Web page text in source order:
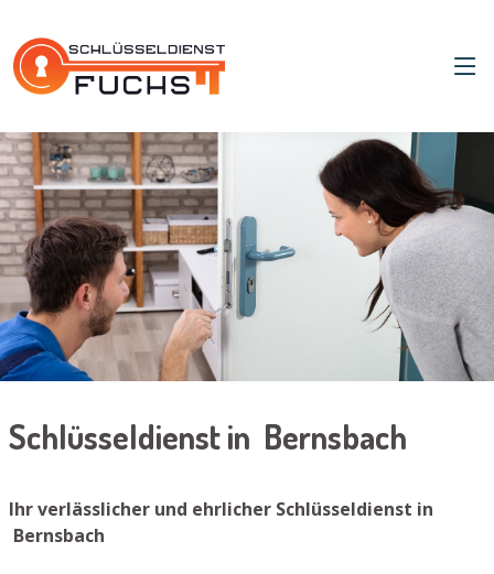
Schlüsseldienst in Bernsbach
Ihr verlässlicher und ehrlicher Schlüsseldienst in
Bernsbach